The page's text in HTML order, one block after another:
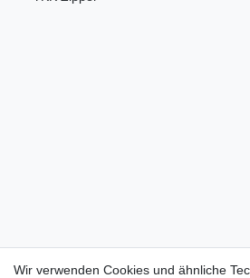
Wir verwenden Cookies und ähnliche